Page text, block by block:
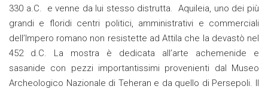
330 a.C. e venne da lui stesso distrutta. Aquileia, uno dei più
grandi e floridi centri politici, amministrativi e commerciali
dell’Impero romano non resistette ad Attila che la devastò nel
452 d.C. La mostra è dedicata all’arte achemenide e
sasanide con pezzi importantissimi provenienti dal Museo
Archeologico Nazionale di Teheran e da quello di Persepoli. Il